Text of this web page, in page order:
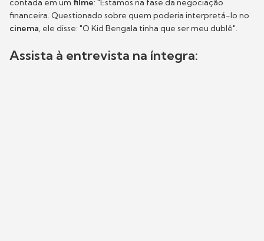
contada em um filme: "Estamos na fase da negociação
financeira. Questionado sobre quem poderia interpretá-lo no
cinema, ele disse: "O Kid Bengala tinha que ser meu dublê".
Assista à entrevista na íntegra: